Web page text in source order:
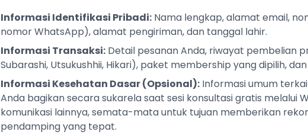
Informasi Identifikasi Pribadi: Nama lengkap, alamat email,
nomor WhatsApp), alamat pengiriman, dan tanggal lahir.
Informasi Transaksi: Detail pesanan Anda, riwayat pembelian
Subarashi, Utsukushhii, Hikari), paket membership yang dipilih,
Informasi Kesehatan Dasar (Opsional): Informasi umum
Anda bagikan secara sukarela saat sesi konsultasi gratis melalui
komunikasi lainnya, semata-mata untuk tujuan memberikan
pendamping yang tepat.